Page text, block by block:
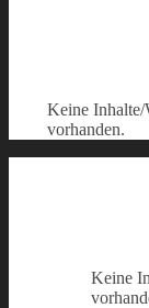
Keine Inhalte/
vorhanden.
Keine